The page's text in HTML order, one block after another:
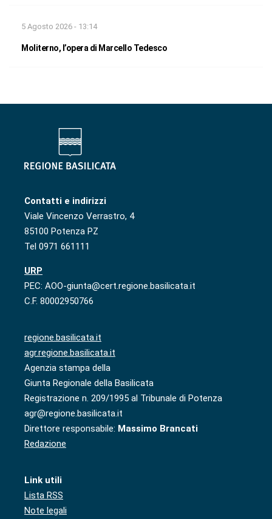
5 Agosto 2026 - 13:14
Moliterno, l’opera di Marcello Tedesco
Contatti e indirizzi
Viale Vincenzo Verrastro, 4
85100 Potenza PZ
Tel 0971 661111
URP
PEC: AOO-giunta@cert.regione.basilicata.it
C.F. 80002950766
regione.basilicata.it
agr.regione.basilicata.it
Agenzia stampa della
Giunta Regionale della Basilicata
Registrazione n. 209/1995 al Tribunale di Potenza
agr@regione.basilicata.it
Direttore responsabile: Massimo Brancati
Redazione
Link utili
Lista RSS
Note legali